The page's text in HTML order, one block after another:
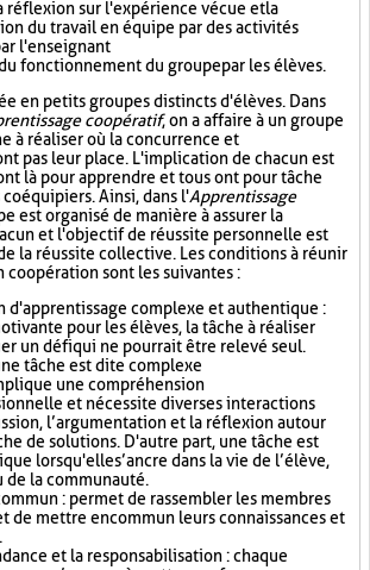
réflexion sur l'expérience vécue et la
du travail en équipe par des activités
l'enseignant
fonctionnement du groupe par les élèves.
en petits groupes distincts d'élèves. Dans
coopératif, on a affaire à un groupe
à réaliser où la concurrence et
pas leur place. L'implication de chacun est
là pour apprendre et tous ont pour tâche
Ainsi, dans l'Apprentissage
est organisé de manière à assurer la
et l'objectif de réussite personnelle est
la réussite collective. Les conditions à réunir
coopération sont les suivantes :
d'apprentissage complexe et authentique :
pour les élèves, la tâche à réaliser
un défi qui ne pourrait être relevé seul.
tâche est dite complexe
une compréhension
et nécessite diverses interactions
l’argumentation et la réflexion autour
de solutions. D'autre part, une tâche est
lorsqu'elle s’ancre dans la vie de l’élève,
de la communauté.
: permet de rassembler les membres
de mettre en commun leurs connaissances et
et la responsabilisation : chaque